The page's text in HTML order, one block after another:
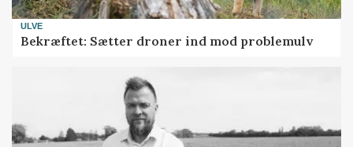
ULVE
Bekræftet: Sætter droner ind mod problemulv